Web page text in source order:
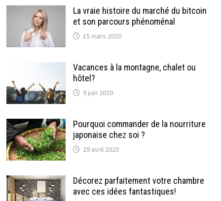
La vraie histoire du marché du bitcoin
et son parcours phénoménal
15 mars 2020
Vacances à la montagne, chalet ou
hôtel?
9 juin 2020
Pourquoi commander de la nourriture
japonaise chez soi ?
29 avril 2020
Décorez parfaitement votre chambre
avec ces idées fantastiques!